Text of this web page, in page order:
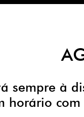
sempre à
horário